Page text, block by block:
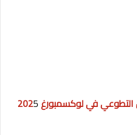
في لوكسمبورغ 2025